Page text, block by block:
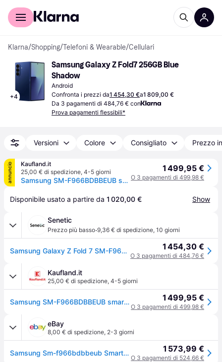
Per il tuo shopping
Klarna/Shopping/Telefoni & Wearable/Cellulari
+4
Samsung Galaxy Z Fold7 256GB Blue
Shadow
Android
Confronta i prezzi da1 454,30 €a1 809,00 €
Da 3 pagamenti di 484,76 € con
Prova pagamenti flessibili*
Versioni Colore Consigliato Prezzo
annuncio
Kaufland.it
25,00 € di spedizione, 4-5 giorni
Samsung SM-F966BDBBEUB smartphone 20,3 cm (8") Doppia SIM Android 16.0 5G USB tipo-C 12 GB 256 GB 4400 mAh Blu
1 499,95 €
O 3 pagamenti di 499,98 €
Disponibile usato a partire da 1 020,00 € Show
Senetic
Prezzo più basso·9,36 € di spedizione, 10 giorni
Samsung Galaxy Z Fold 7 SM-F966BDBBEUB smartphone 20,3 SM-F966BDBBEUB 1 454,30 €
O 3 pagamenti di 484,76 €
Kaufland.it
25,00 € di spedizione, 4-5 giorni
Samsung SM-F966BDBBEUB smartphone 20,3 cm (8") Doppia SIM Android 16.0 5G USB tipo-C 12 GB 256 GB 4400 mAh Blu 1 499,95 €
O 3 pagamenti di 499,98 €
eBay
8,00 € di spedizione, 2-3 giorni
Samsung Sm-f966bdbbeub Smartphone 20,3 Cm (8) Android 16.0 5g 12 Gb 256 Gb 1 573,99 €
O 3 pagamenti di 524,66 €